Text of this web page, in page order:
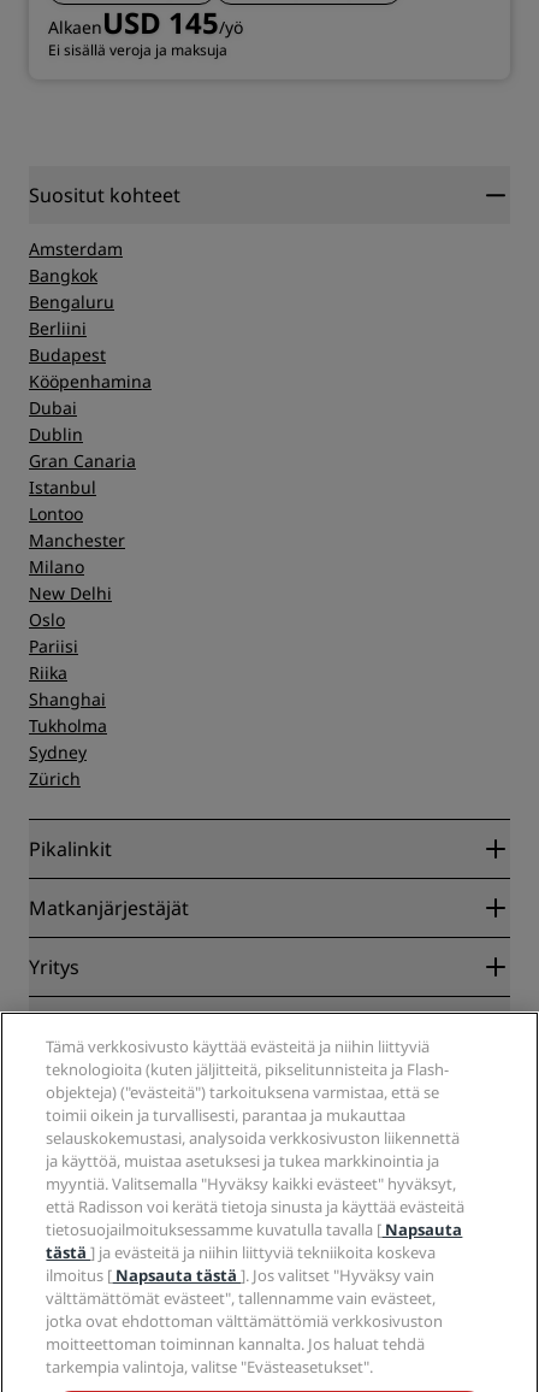
AlkaenUSD 145/yö
Ei sisällä veroja ja maksuja
Suositut kohteet
Amsterdam
Bangkok
Bengaluru
Berliini
Budapest
Kööpenhamina
Dubai
Dublin
Gran Canaria
Istanbul
Lontoo
Manchester
Milano
New Delhi
Oslo
Pariisi
Riika
Shanghai
Tukholma
Sydney
Zürich
Pikalinkit
Radisson Rewards
Blog
Kohteet
Tulevat hotellit
Radisson Hotels -sovellus
Sports Approved -hotellit
Perheystävälliset hotellit
Terveys ja turvallisuus
Matkanjärjestäjät
Yhteistyökumppanit
Yritys
Radisson Hotel Group
Media
Työpaikat RHG
Työpaikat PPHE
Työpaikat EHL
The Club by RHG
Kehitysmahdollisuudet
Vastuullinen liiketoiminta
Hankinta
Tietosuojakeskus
Oikeudellinen huomautus
Radisson Rewards -ehdot
Sivuston käyttösopimus
Digitaalinen saavutettavuus
Nykyajan orjuutta koskeva lausunto
Ohje
Kuluttajailmoitukset
Ota yhteyttä
Usein kysytyt kysymykset
Sivustokartta
Sosiaalinen media
Radisson Hotels -brändit
Tämä verkkosivusto käyttää evästeitä ja niihin liittyviä
teknologioita (kuten jäljitteitä, pikselitunnisteita ja Flash-
objekteja) ("evästeitä") tarkoituksena varmistaa, että se
toimii oikein ja turvallisesti, parantaa ja mukauttaa
selauskokemustasi, analysoida verkkosivuston liikennettä
ja käyttöä, muistaa asetuksesi ja tukea markkinointia ja
myyntiä. Valitsemalla "Hyväksy kaikki evästeet" hyväksyt,
että Radisson voi kerätä tietoja sinusta ja käyttää evästeitä
tietosuojailmoituksessamme kuvatulla tavalla [ Napsauta
tästä] ja evästeitä ja niihin liittyviä tekniikoita koskeva
ilmoitus [ Napsauta tästä]. Jos valitset "Hyväksy vain
välttämättömät evästeet", tallennamme vain evästeet,
jotka ovat ehdottoman välttämättömiä verkkosivuston
moitteettoman toiminnan kannalta. Jos haluat tehdä
tarkempia valintoja, valitse "Evästeasetukset".